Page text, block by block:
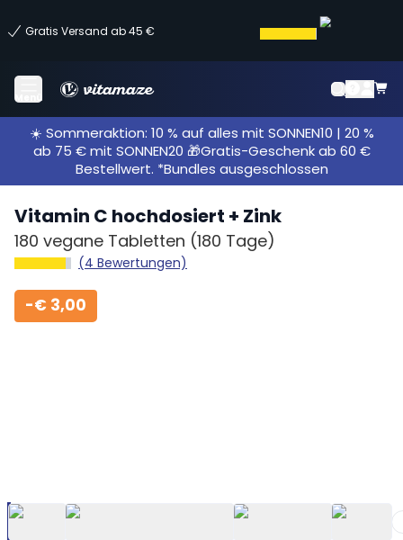
Gratis Versand ab 45 €
Menü
☀️ Sommeraktion: 10 % auf alles mit SONNEN10 | 20 %
ab 75 € mit SONNEN20 🎁Gratis-Geschenk ab 60 €
Bestellwert. *Bundles ausgeschlossen
Vitamin C hochdosiert + Zink
180 vegane Tabletten (180 Tage)
(4 Bewertungen)
-€ 3,00